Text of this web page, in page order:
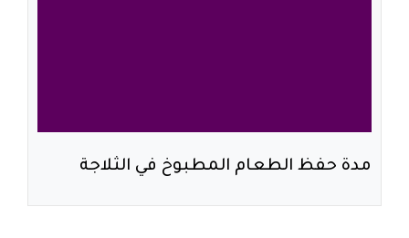
مدة حفظ الطعام المطبوخ في الثلاجة